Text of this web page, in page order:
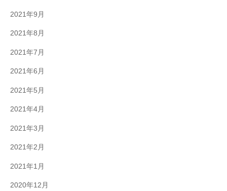
2021年9月
2021年8月
2021年7月
2021年6月
2021年5月
2021年4月
2021年3月
2021年2月
2021年1月
2020年12月